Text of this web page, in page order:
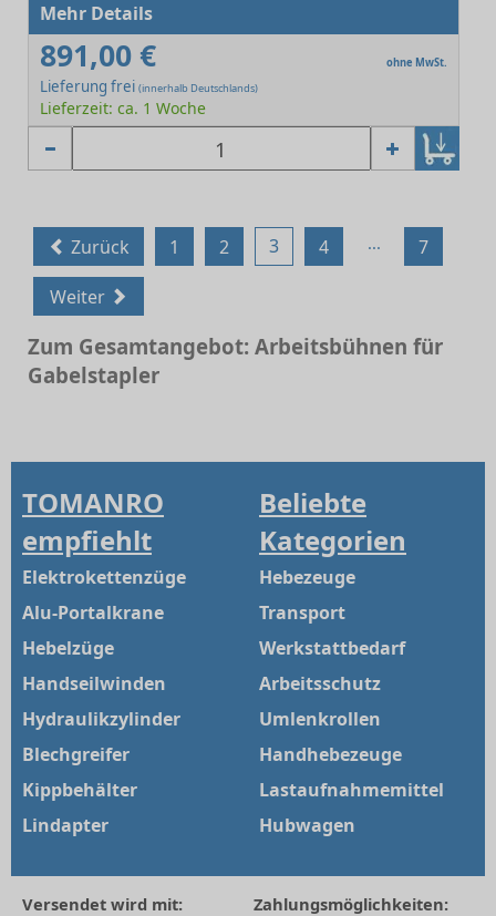
Mehr Details
891,00 € ohne MwSt.
Lieferung frei (innerhalb Deutschlands)
Lieferzeit: ca. 1 Woche
Zurück 1 2 3 4 ... 7
Weiter
Zum Gesamtangebot: Arbeitsbühnen für
Gabelstapler
TOMANRO
empfiehlt
Elektrokettenzüge
Alu-Portalkrane
Hebelzüge
Handseilwinden
Hydraulikzylinder
Blechgreifer
Kippbehälter
Lindapter
Beliebte
Kategorien
Hebezeuge
Transport
Werkstattbedarf
Arbeitsschutz
Umlenkrollen
Handhebezeuge
Lastaufnahmemittel
Hubwagen
Versendet wird mit: Zahlungsmöglichkeiten: